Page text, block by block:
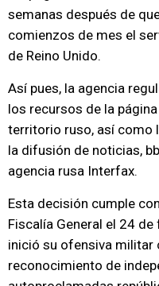
semanas después de
comienzos de mes el
de Reino Unido.
Así pues, la agencia
los recursos de la
territorio ruso, así como
la difusión de noticias,
agencia rusa Interfax.
Esta decisión cumple
Fiscalía General el 24
inició su ofensiva militar
reconocimiento de